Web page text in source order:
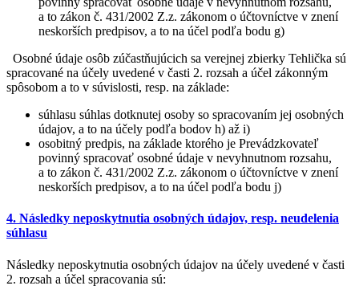
a to zákon č. 431/2002 Z.z. zákonom o účtovníctve v znení
neskorších predpisov, a to na účel podľa bodu g)
Osobné údaje osôb zúčastňujúcich sa verejnej zbierky Tehlička sú
spracované na účely uvedené v časti 2. rozsah a účel zákonným
spôsobom a to v súvislosti, resp. na základe:
súhlasu súhlas dotknutej osoby so spracovaním jej osobných
údajov, a to na účely podľa bodov h) až i)
osobitný predpis, na základe ktorého je Prevádzkovateľ
povinný spracovať osobné údaje v nevyhnutnom rozsahu,
a to zákon č. 431/2002 Z.z. zákonom o účtovníctve v znení
neskorších predpisov, a to na účel podľa bodu j)
4. Následky neposkytnutia osobných údajov, resp. neudelenia
súhlasu
Následky neposkytnutia osobných údajov na účely uvedené v časti
2. rozsah a účel spracovania sú: